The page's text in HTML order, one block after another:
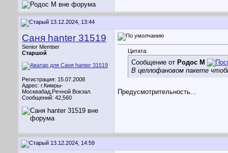
13.12.2024, 13:44
Саня hanter 31519
Senior Member
Старшой
Регистрация: 15.07.2008
Адрес: г.Кимры-
Москвабад,Речной Вокзал.
Сообщений: 42,560
Цитата:
Сообщение от Родос М
В целлофановом пакете
Предусмотрительность...
13.12.2024, 14:59